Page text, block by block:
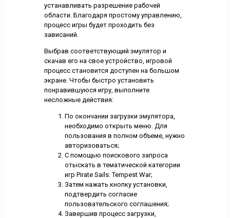
устанавливать разрешение рабочей
области. Благодаря простому управлению,
процесс игры будет проходить без
зависаний.
Выбрав соответствующий эмулятор и
скачав его на свое устройство, игровой
процесс становится доступен на большом
экране. Чтобы быстро установить
понравившуюся игру, выполните
несложные действия:
По окончании загрузки эмулятора,
необходимо открыть меню. Для
пользования в полном объеме, нужно
авторизоваться;
С помощью поискового запроса
отыскать в тематической категории
игр Pirate Sails: Tempest War;
Затем нажать кнопку установки,
подтвердить согласие
пользовательского соглашения;
Завершив процесс загрузки,